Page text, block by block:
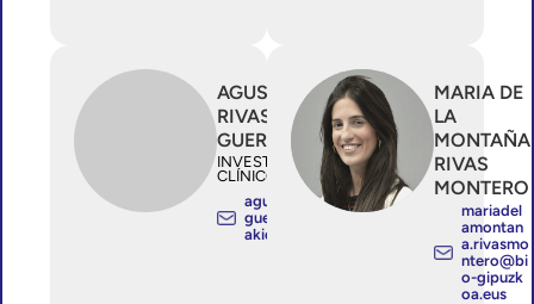
AGUSTINA
RIVAS
GUERRERO
INVESTIGADOR/A
CLÍNICO ESTABLE
agustina.rivas
guerrero@os
akidetza.eus
MARIA DE
LA
MONTAÑA
RIVAS
MONTERO
mariadel
amontan
a.rivasmo
ntero@bi
o-gipuzk
oa.eus